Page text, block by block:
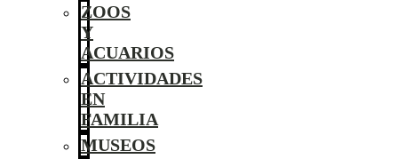
ZOOS
Y
ACUARIOS
ACTIVIDADES
EN
FAMILIA
MUSEOS